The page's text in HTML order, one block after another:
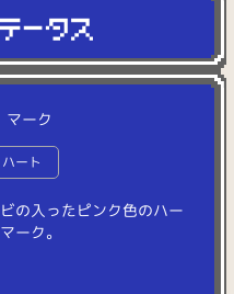
マーク
ハート
ビの入ったピンク色のハー
マーク。